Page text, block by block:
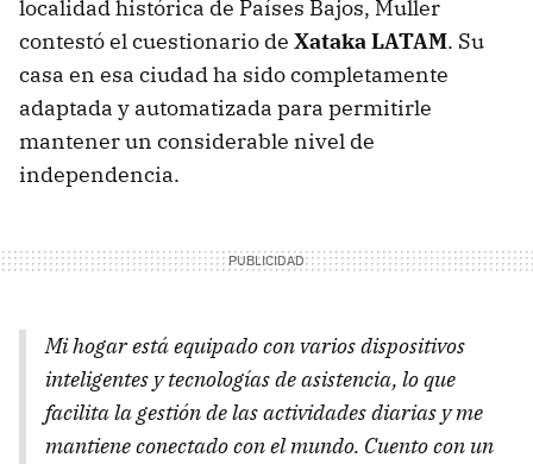
localidad histórica de Países Bajos, Muller
contestó el cuestionario de Xataka LATAM. Su
casa en esa ciudad ha sido completamente
adaptada y automatizada para permitirle
mantener un considerable nivel de
independencia.
Mi hogar está equipado con varios dispositivos
inteligentes y tecnologías de asistencia, lo que
facilita la gestión de las actividades diarias y me
mantiene conectado con el mundo. Cuento con un